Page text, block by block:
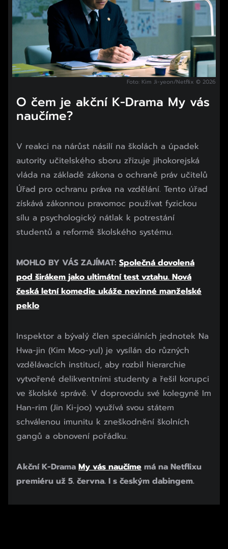
Foto: Kim Ji-yeon/Netflix © 2026
O čem je akční K-Drama My vás
naučíme?
V reakci na nárůst násilí na školách a úpadek
autority učitelského sboru zřizuje jihokorejská
vláda na základě zákona o ochraně práv učitelů
Úřad pro ochranu práva na vzdělání. Tento úřad
získává zákonnou pravomoc používat fyzickou
sílu a psychologický nátlak k potrestání
studentů a reformě školského systému.
MOHLO BY VÁS ZAJÍMAT: Společná dovolená
pod širákem jako ultimátní test vztahu. Nová
česká letní komedie ukáže nevinné manželské
peklo
Inspektor a bývalý člen speciálních jednotek Na
Hwa-jin (Kim Moo-yul) je vysílán do různých
vzdělávacích institucí, aby rozbil hierarchie
vytvořené delikventními studenty a řešil korupci
ve školské správě. V doprovodu své kolegyně Im
Han-rim (Jin Ki-joo) využívá svou státem
schválenou imunitu k zneškodnění školních
gangů a obnovení pořádku.
Akční K-Drama My vás naučíme má na Netflixu
premiéru už 5. června. I s českým dabingem.